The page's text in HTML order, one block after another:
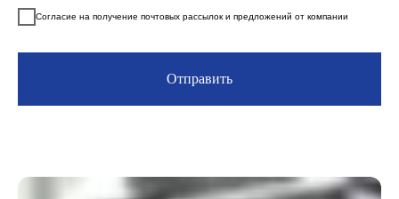
Согласие на получение почтовых рассылок и предложений от компании
Отправить